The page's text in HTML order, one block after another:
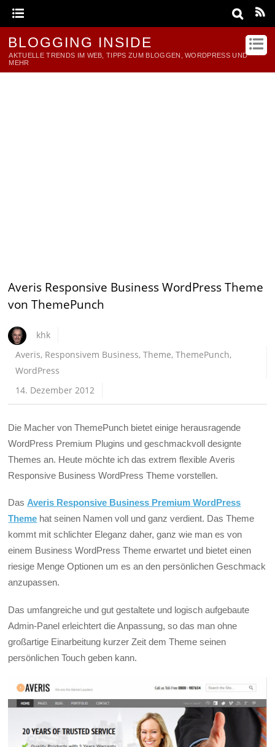
BLOGGING INSIDE
AKTUELLE TRENDS IM WEB, TIPPS ZUM BLOGGEN, WORDPRESS UND
MEHR
Averis Responsive Business WordPress Theme
von ThemePunch
khk
Averis, Responsivem Business,Theme,ThemePunch,
WordPress
14. Dezember 2012
Die Macher von ThemePunch bietet einige herausragende
WordPress Premium Plugins und geschmackvoll designte
Themes an. Heute möchte ich das extrem flexible Averis
Responsive Business WordPress Theme vorstellen.
Das Averis Responsive Business Premium WordPress
Theme hat seinen Namen voll und ganz verdient. Das Theme
kommt mit schlichter Eleganz daher, ganz wie man es von
einem Business WordPress Theme erwartet und bietet einen
riesige Menge Optionen um es an den persönlichen Geschmack
anzupassen.
Das umfangreiche und gut gestaltete und logisch aufgebaute
Admin-Panel erleichtert die Anpassung, so das man ohne
großartige Einarbeitung kurzer Zeit dem Theme seinen
persönlichen Touch geben kann.